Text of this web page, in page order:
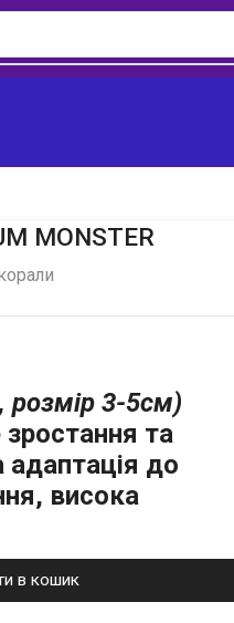
MONSTER
розмір 3-5см)
та
адаптація до
висока
в кошик